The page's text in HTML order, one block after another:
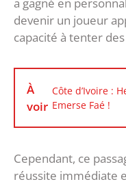
devenir un joueur
capacité à tenter
À
voir
Côte d’Ivoire :
Emerse Faé !
Cependant, ce
réussite immédiate